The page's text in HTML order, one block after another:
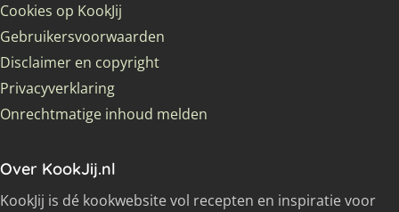
Cookies op KookJij
Gebruikersvoorwaarden
Disclaimer en copyright
Privacyverklaring
Onrechtmatige inhoud melden
Over KookJij.nl
KookJij is dé kookwebsite vol recepten en inspiratie voor